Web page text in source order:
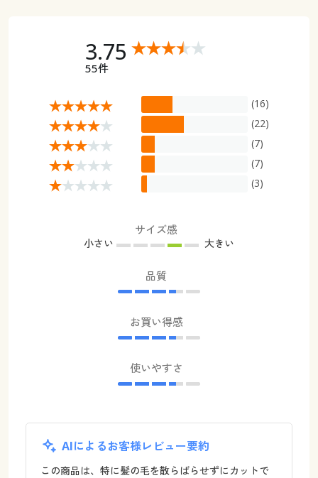
3.75
55件
(16)
(22)
(7)
(7)
(3)
サイズ感
小さい 大きい
品質
お買い得感
使いやすさ
AIによるお客様レビュー要約
この商品は、特に髪の毛を散らばらせずにカットで